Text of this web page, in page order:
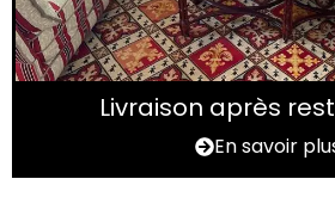
Livraison après
En savoir